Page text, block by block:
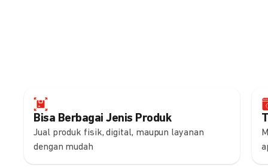
Bisa Berbagai Jenis Produk
Jual produk fisik, digital, maupun layanan
dengan mudah